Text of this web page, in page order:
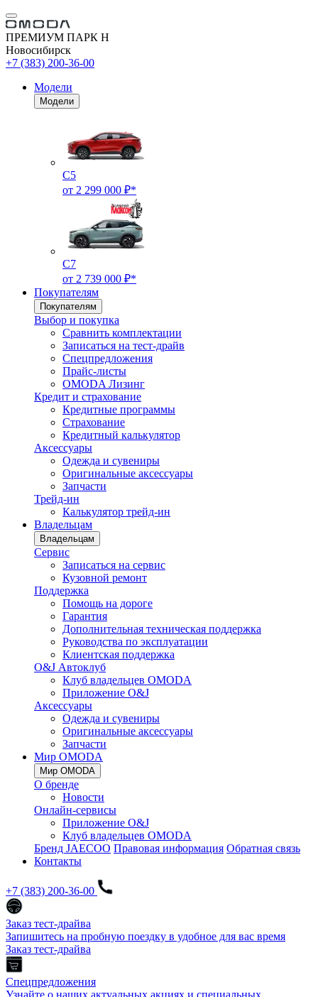
ПРЕМИУМ ПАРК Н
Новосибирск
+7 (383) 200-36-00
Модели
Модели
C5
от 2 299 000 ₽*
C7
от 2 739 000 ₽*
Покупателям
Покупателям
Выбор и покупка
Сравнить комплектации
Записаться на тест-драйв
Cпецпредложения
Прайс-листы
OMODA Лизинг
Кредит и страхование
Кредитные программы
Страхование
Кредитный калькулятор
Аксессуары
Одежда и сувениры
Оригинальные аксессуары
Запчасти
Трейд-ин
Калькулятор трейд-ин
Владельцам
Владельцам
Сервис
Записаться на сервис
Кузовной ремонт
Поддержка
Помощь на дороге
Гарантия
Дополнительная техническая поддержка
Руководства по эксплуатации
Клиентская поддержка
O&J Автоклуб
Клуб владельцев OMODA
Приложение O&J
Аксессуары
Одежда и сувениры
Оригинальные аксессуары
Запчасти
Мир OMODA
Мир OMODA
О бренде
Новости
Онлайн-сервисы
Приложение O&J
Клуб владельцев OMODA
Бренд JAECOO Правовая информация Обратная связь
Контакты
+7 (383) 200-36-00
Заказ тест-драйва
Запишитесь на пробную поездку в удобное для вас время
Заказ тест-драйва
Спецпредложения
Узнайте о наших актуальных акциях и специальных